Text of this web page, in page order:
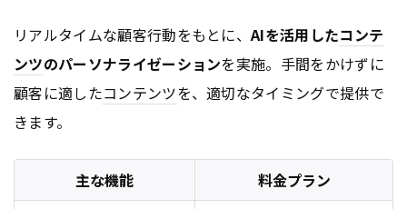
リアルタイムな顧客行動をもとに、AIを活用したコンテ
ンツのパーソナライゼーションを実施。手間をかけずに
顧客に適したコンテンツを、適切なタイミングで提供で
きます。
主な機能
料金プラン